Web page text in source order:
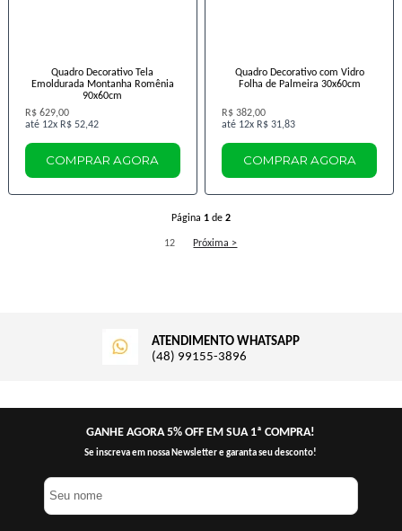
Quadro Decorativo Tela
Emoldurada Montanha Romênia
90x60cm
R$ 629,00
12x R$ 52,42
COMPRAR AGORA
Quadro Decorativo com Vidro
Folha de Palmeira 30x60cm
R$ 382,00
12x R$ 31,83
COMPRAR AGORA
Página 1de 2
12 Próxima >
ATENDIMENTO WHATSAPP
(48) 99155-3896
GANHE AGORA 5% OFF EM SUA 1ª COMPRA!
Se inscreva em nossa Newsletter e garanta seu desconto!